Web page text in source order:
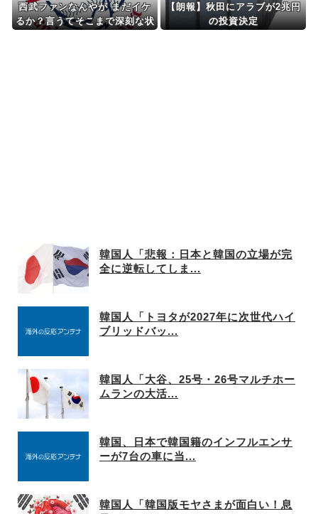
西武ファンなんやが まだイケ
るか？言うてそこまで深刻な状
【朗報】秋田にアラブが2兆円
の投資決定
韓国人「悲報：日本と韓国の立場が完
全に逆転してしま...
韓国人「トヨタが2027年に次世代ハイ
ブリッドバッ...
韓国人「大谷、25号・26号マルチホー
ムランの大活...
韓国、日本で韓国籍のインフルエンサ
ーが7台の車に当...
韓国人「韓国版モヤさまが面白い！息